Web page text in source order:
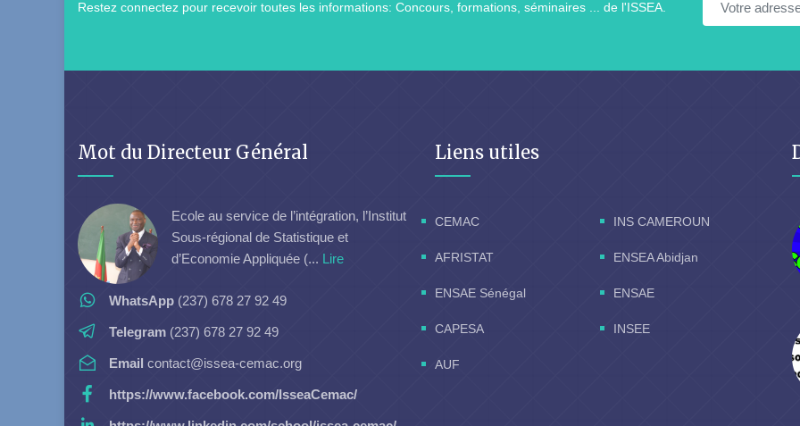
Restez connectez pour recevoir toutes les informations: Concours, formations, séminaires ... de l'ISSEA.
Mot du Directeur Général
Ecole au service de l’intégration, l’Institut
Sous-régional de Statistique et
d’Economie Appliquée (... Lire
WhatsApp (237) 678 27 92 49
Telegram (237) 678 27 92 49
Email contact@issea-cemac.org
https://www.facebook.com/IsseaCemac/
Liens utiles
CEMAC INS CAMEROUN
AFRISTAT ENSEA Abidjan
ENSAE Sénégal ENSAE
CAPESA INSEE
AUF